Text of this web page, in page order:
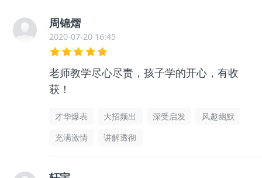
周锦熠
2020-07-20 16:45
老师教学尽心尽责，孩子学的开心，有收
获！
才华爆表 大招频出 深受启发
风趣幽默
充满激情
讲解透彻